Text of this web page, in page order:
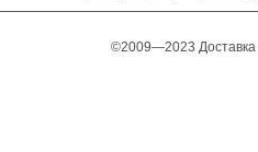
©2009—2023 Доставка